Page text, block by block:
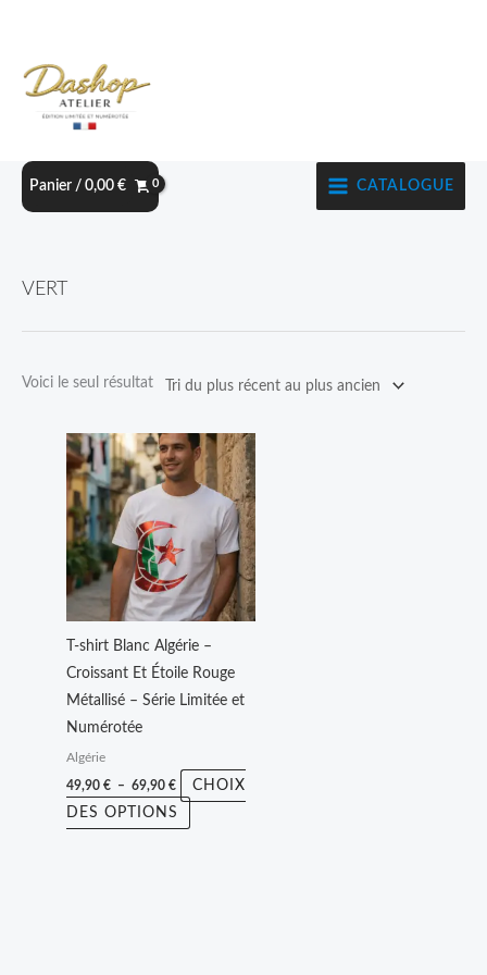
contenu
Panier /0,00€ CATALOGUE
VERT
Voici le seul résultat
T-shirt Blanc Algérie –
Croissant Et Étoile Rouge
Métallisé – Série Limitée et
Numérotée
Algérie
49,90€ – 69,90€
Plage
de
prix :
49,90 €
69,90 €
CHOIX
DES OPTIONS
Ce
produit
a
plusieurs
variations.
Les
options
page
du
produit